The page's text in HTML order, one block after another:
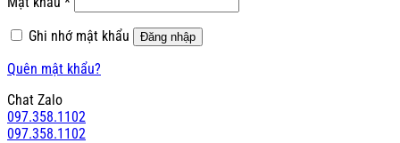
buộc
Ghi nhớ mật khẩu
Đăng nhập
Quên mật khẩu?
Chat Zalo
097.358.1102
097.358.1102